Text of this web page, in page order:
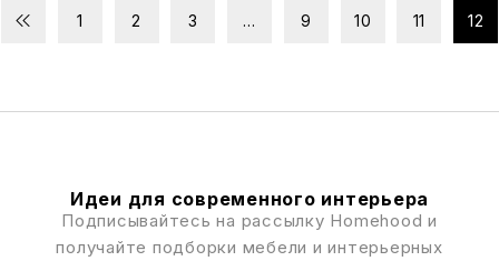
1 2 3 … 9 10 11 12
Идеи для современного интерьера
Подписывайтесь на рассылку Homehood и
получайте подборки мебели и интерьерных